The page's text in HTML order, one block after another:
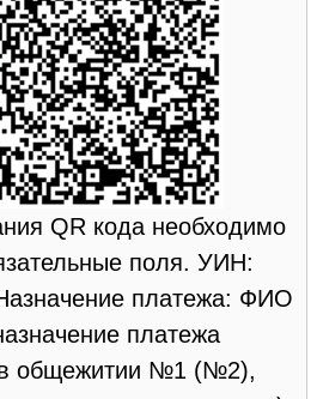
QR кода необходимо
поля. УИН:
платежа: ФИО
платежа
общежитии №1 (№2),